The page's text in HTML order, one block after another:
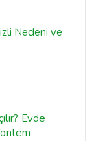
Nedeni ve
Evde